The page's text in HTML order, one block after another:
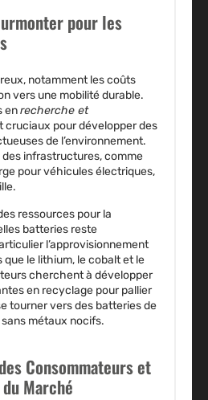
pour les
notamment lescoûts
vers une mobilité durable.
enrecherche et
cruciaux pour développer des
de l’environnement.
infrastructures, comme
pourvéhicules électriques,
ressources pour la
batteries reste
l’approvisionnement
le lithium, le cobalt et le
cherchent à développer
en recyclage pour pallier
tourner vers des batteries de
métaux nocifs.
Consommateurs et
Marché